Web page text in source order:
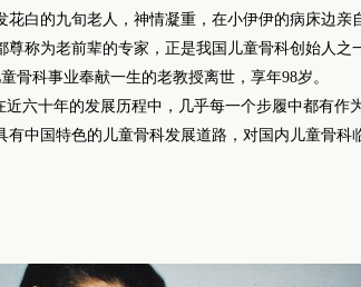
花白的九旬老人，神情凝重，在小伊伊的病床边亲
称为老前辈的专家，正是我国儿童骨科创始人之
科事业奉献一生的老教授离世，享年98岁。
六十年的发展历程中，几乎每一个步履中都有作
有中国特色的儿童骨科发展道路，对国内儿童骨科